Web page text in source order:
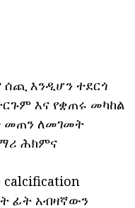
ሰጪ እንዲሆን ተደርጎ
እና የቋጠሩ መካከል
መጠን ለመገመት
ሕክምና
ፊት አብዛኛውን